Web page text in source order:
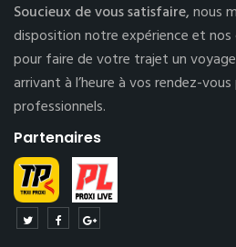
Soucieux de vous satisfaire,nous
disposition notre expérience et nos
pour faire de votre trajet un
arrivant à l’heure à vos rendez-
professionnels.
Partenaires